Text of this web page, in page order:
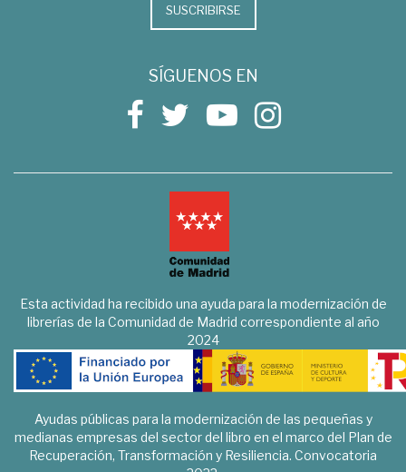
SUSCRIBIRSE
SÍGUENOS EN
Esta actividad ha recibido una ayuda para la modernización de
librerías de la Comunidad de Madrid correspondiente al año
2024
Ayudas públicas para la modernización de las pequeñas y
medianas empresas del sector del libro en el marco del Plan de
Recuperación, Transformación y Resiliencia. Convocatoria